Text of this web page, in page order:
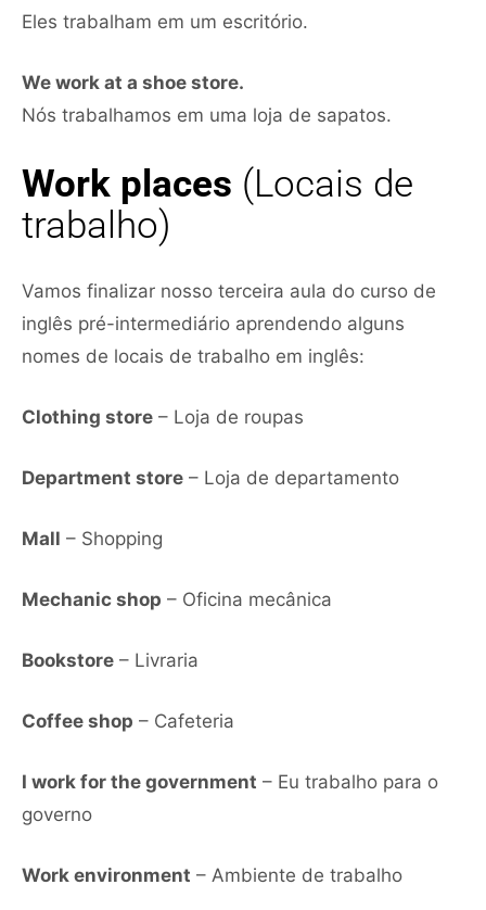
Eles trabalham em um escritório.
We work at a shoe store.
Nós trabalhamos em uma loja de sapatos.
Work places (Locais de
trabalho)
Vamos finalizar nosso terceira aula do curso de
inglês pré-intermediário aprendendo alguns
nomes de locais de trabalho em inglês:
Clothing store – Loja de roupas
Department store – Loja de departamento
Mall – Shopping
Mechanic shop – Oficina mecânica
Bookstore – Livraria
Coffee shop – Cafeteria
I work for the government – Eu trabalho para o
governo
Work environment – Ambiente de trabalho